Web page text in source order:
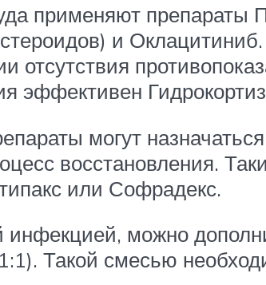
применяют препараты
и
отсутствия
эффективен
могут
восстановления.
или Софрадекс.
можно
Такой смесью